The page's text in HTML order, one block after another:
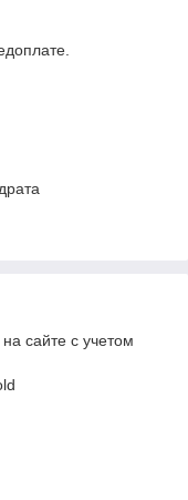
сайте с учетом